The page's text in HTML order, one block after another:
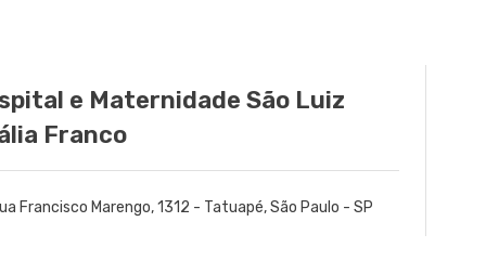
e Maternidade São Luiz
Franco
Francisco Marengo, 1312 - Tatuapé, São Paulo - SP